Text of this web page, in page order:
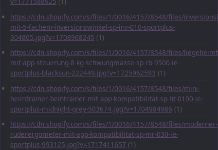
https://cdn.shopify.com/s/files/1/0016/4157/8548/files/
mit-5-fachem-inversionswinkel-sp-inv-010-sportplus-
304805.jpg?v=1708968245 (1)
https://cdn.shopify.com/s/files/1/0016/4157/8548/files/
mit-app-steuerung-8-kg-schwungmasse-sp-rb-9500-ie-
sportplus-blacksun-222449.jpg?v=1725962593 (1)
https://cdn.shopify.com/s/files/1/0016/4157/8548/files/mini-
heimtrainer-beintrainer-mit-app-kompatibilitat-sp-ht-0100-ie-
sportplus-midnight-grey-503674.jpg?v=1704984986 (1)
https://cdn.shopify.com/s/files/1/0016/4157/8548/files/moderner-
ruderergometer-mit-app-kompatibilitat-sp-mr-030-ie-
sportplus-993125.jpg?v=1717411657 (1)